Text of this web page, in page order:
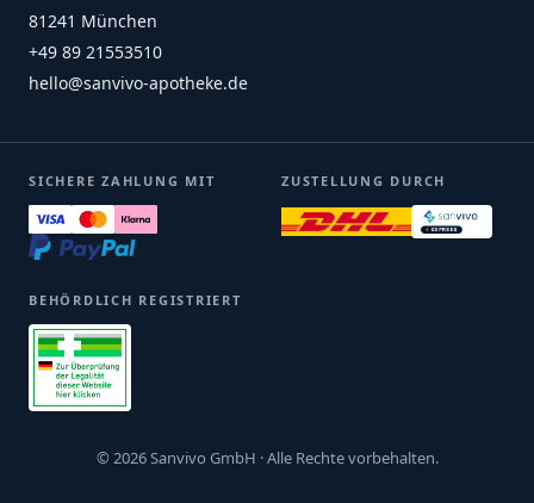
81241 München
+49 89 21553510
hello@sanvivo-apotheke.de
SICHERE ZAHLUNG MIT ZUSTELLUNG DURCH
BEHÖRDLICH REGISTRIERT
© 2026 Sanvivo GmbH · Alle Rechte vorbehalten.